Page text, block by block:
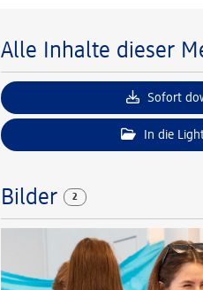
Alle Inhalte dieser
Sofort
In die
Bilder 2